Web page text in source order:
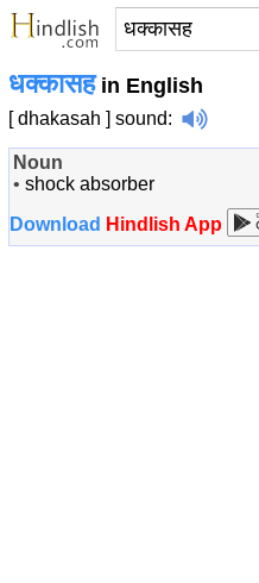
धक्कासहin English
[ dhakasah ] sound:
Noun
• shock absorber
Download Hindlish App